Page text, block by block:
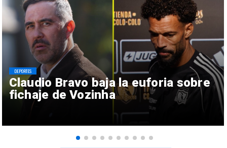
Claudio Bravo baja la euforia sobre
fichaje de Vozinha
DEPORTES